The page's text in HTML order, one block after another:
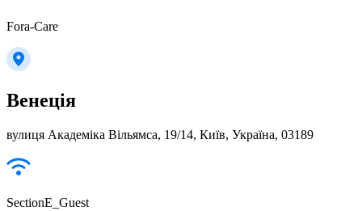
Fora-Care
Венеція
вулиця Академіка Вільямса, 19/14, Київ, Україна, 03189
SectionE_Guest